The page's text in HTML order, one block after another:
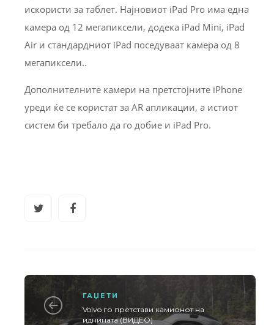
искористи за таблет. Најновиот iPad Pro има една
камера од 12 мегапиксели, додека iPad Mini, iPad
Air и стандардниот iPad поседуваат камера од 8
мегапиксели..
Дополнителните камери на претстојните iPhone
уреди ќе се користат за AR апликации, а истиот
систем би требало да го добие и iPad Pro.
ГАЏЕТИ
Volvo го претстави камионот на
иднината (ВИДЕО)